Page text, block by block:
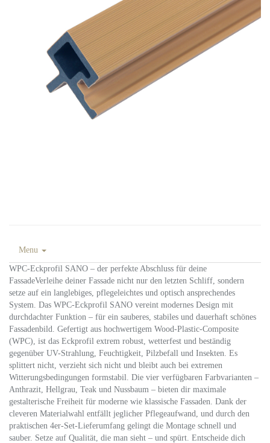
Menu
WPC-Eckprofil SANO – der perfekte Abschluss für deine
FassadeVerleihe deiner Fassade nicht nur den letzten Schliff, sondern
setze auf ein langlebiges, pflegeleichtes und optisch ansprechendes
System. Das WPC-Eckprofil SANO vereint modernes Design mit
durchdachter Funktion – für ein sauberes, stabiles und dauerhaft schönes
Fassadenbild. Gefertigt aus hochwertigem Wood-Plastic-Composite
(WPC), ist das Eckprofil extrem robust, wetterfest und beständig
gegenüber UV-Strahlung, Feuchtigkeit, Pilzbefall und Insekten. Es
splittert nicht, verzieht sich nicht und bleibt auch bei extremen
Witterungsbedingungen formstabil. Die vier verfügbaren Farbvarianten –
Anthrazit, Hellgrau, Teak und Nussbaum – bieten dir maximale
gestalterische Freiheit für moderne wie klassische Fassaden. Dank der
cleveren Materialwahl entfällt jeglicher Pflegeaufwand, und durch den
praktischen 4er-Set-Lieferumfang gelingt die Montage schnell und
sauber. Setze auf Qualität, die man sieht – und spürt. Entscheide dich